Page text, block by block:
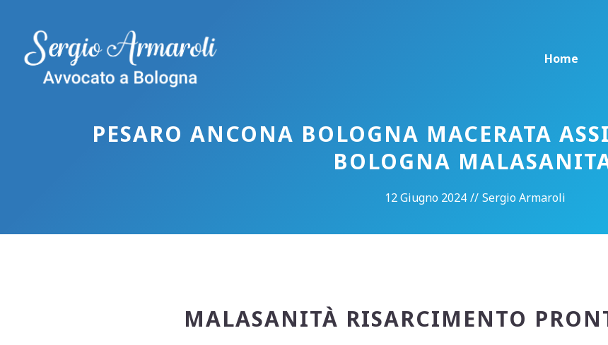
contenuto
Home
PESARO ANCONA BOLOGNA MACERATA
BOLOGNA
12 Giugno 2024 // Sergio Armaroli
MALASANITÀ RISARCIMENTO